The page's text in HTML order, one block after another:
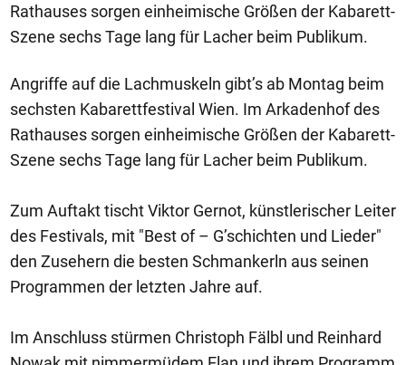
Rathauses sorgen einheimische Größen der Kabarett-
Szene sechs Tage lang für Lacher beim Publikum.
Angriffe auf die Lachmuskeln gibt’s ab Montag beim
sechsten Kabarettfestival Wien. Im Arkadenhof des
Rathauses sorgen einheimische Größen der Kabarett-
Szene sechs Tage lang für Lacher beim Publikum.
Zum Auftakt tischt Viktor Gernot, künstlerischer Leiter
des Festivals, mit "Best of – G’schichten und Lieder"
den Zusehern die besten Schmankerln aus seinen
Programmen der letzten Jahre auf.
Im Anschluss stürmen Christoph Fälbl und Reinhard